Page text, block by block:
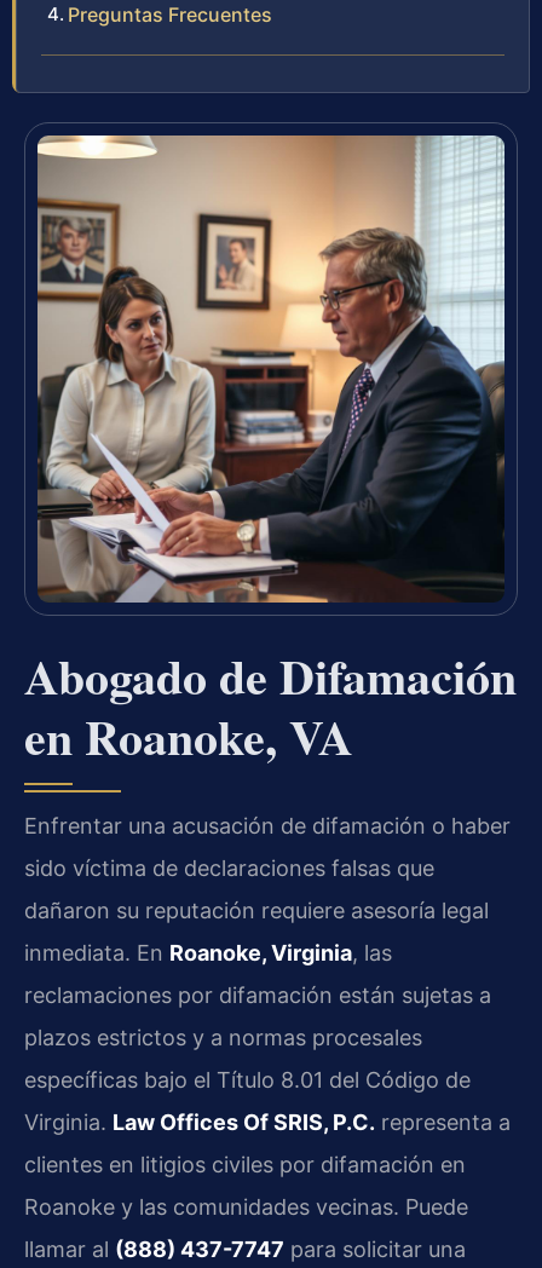
Preguntas Frecuentes
Abogado de Difamación
en Roanoke, VA
Enfrentar una acusación de difamación o haber
sido víctima de declaraciones falsas que
dañaron su reputación requiere asesoría legal
inmediata. En Roanoke, Virginia, las
reclamaciones por difamación están sujetas a
plazos estrictos y a normas procesales
específicas bajo el Título 8.01 del Código de
Virginia. Law Offices Of SRIS, P.C. representa a
clientes en litigios civiles por difamación en
Roanoke y las comunidades vecinas. Puede
llamar al (888) 437-7747 para solicitar una